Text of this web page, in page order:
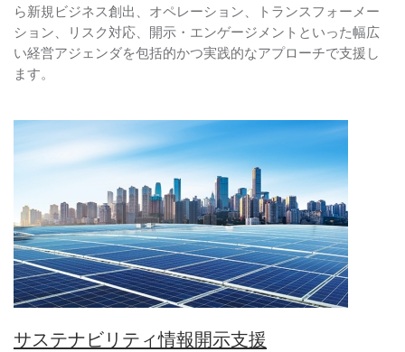
ら新規ビジネス創出、オペレーション、トランスフォーメー
ション、リスク対応、開示・エンゲージメントといった幅広
い経営アジェンダを包括的かつ実践的なアプローチで支援し
ます。
サステナビリティ情報開示支援